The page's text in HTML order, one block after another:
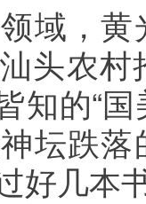
域，
头农
知的“
坛跌
好几本